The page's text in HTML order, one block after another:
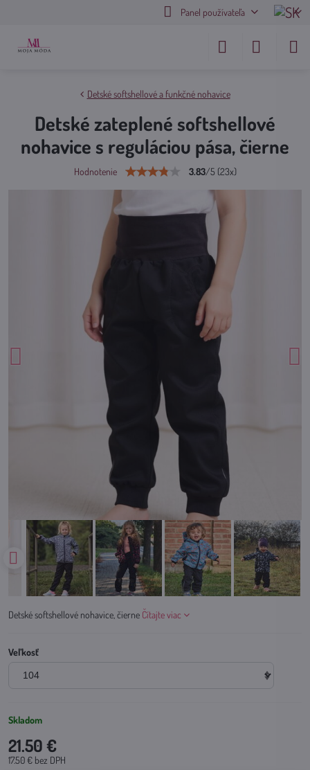
Panel používateľa
Detské softshellové a funkčné nohavice
Detské zateplené softshellové
nohavice s reguláciou pása, čierne
Hodnotenie 3.83/5 (23x)
Detské softshellové nohavice, čierne Čítajte viac
Veľkosť
Skladom
21.50 €
17.50 € bez DPH